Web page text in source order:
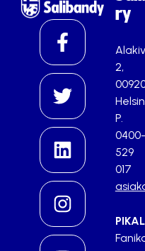
ry
2,
P.
0400-
529
017